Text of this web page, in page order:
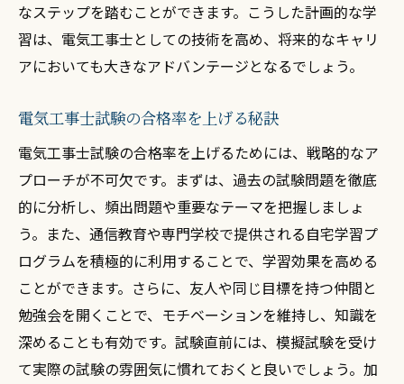
なステップを踏むことができます。こうした計画的な学
習は、電気工事士としての技術を高め、将来的なキャリ
アにおいても大きなアドバンテージとなるでしょう。
電気工事士試験の合格率を上げる秘訣
電気工事士試験の合格率を上げるためには、戦略的なア
プローチが不可欠です。まずは、過去の試験問題を徹底
的に分析し、頻出問題や重要なテーマを把握しましょ
う。また、通信教育や専門学校で提供される自宅学習プ
ログラムを積極的に利用することで、学習効果を高める
ことができます。さらに、友人や同じ目標を持つ仲間と
勉強会を開くことで、モチベーションを維持し、知識を
深めることも有効です。試験直前には、模擬試験を受け
て実際の試験の雰囲気に慣れておくと良いでしょう。加